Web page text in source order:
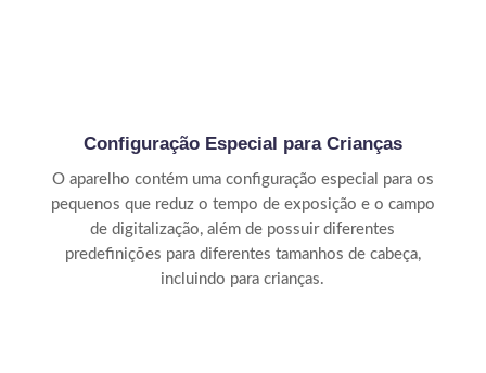
Configuração Especial para Crianças
O aparelho contém uma configuração especial para os
pequenos que reduz o tempo de exposição e o campo
de digitalização, além de possuir diferentes
predefinições para diferentes tamanhos de cabeça,
incluindo para crianças.